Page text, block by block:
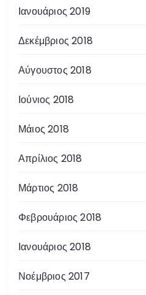
Ιανουάριος 2019
Δεκέμβριος 2018
Αύγουστος 2018
Ιούνιος 2018
Μάιος 2018
Απρίλιος 2018
Μάρτιος 2018
Φεβρουάριος 2018
Ιανουάριος 2018
Νοέμβριος 2017